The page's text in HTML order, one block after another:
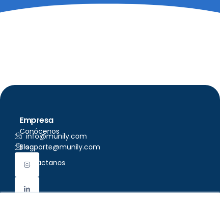
info@munily.com
soporte@munily.com
Empresa
Conócenos
Blog
Contáctanos